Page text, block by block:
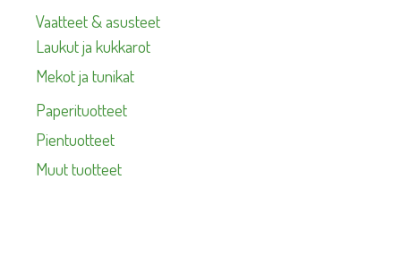
Vaatteet & asusteet
Laukut ja kukkarot
Mekot ja tunikat
Paperituotteet
Pientuotteet
Muut tuotteet